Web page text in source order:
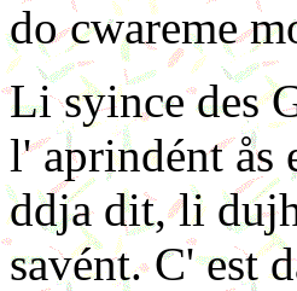
do cwareme
Li syince des
l' aprindént ås
ddja dit, li
savént. C' est